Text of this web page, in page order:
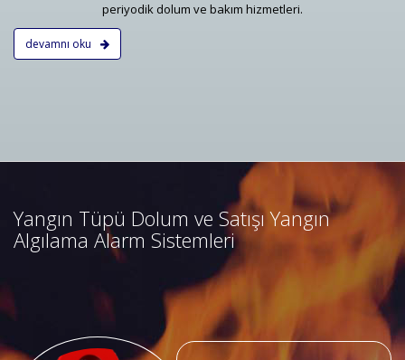
periyodik dolum ve bakım hizmetleri.
devamnı oku
Yangın Tüpü Dolum ve Satışı Yangın
Algılama Alarm Sistemleri
Bursa adresli ve konvansiyonel
yangın alarm sistemleri
projelendirme, duman, ısı,
kombine dedektörler, kontrol
panelleri ve yangın butonları
satış, bakım, montajı.
Devamını Oku